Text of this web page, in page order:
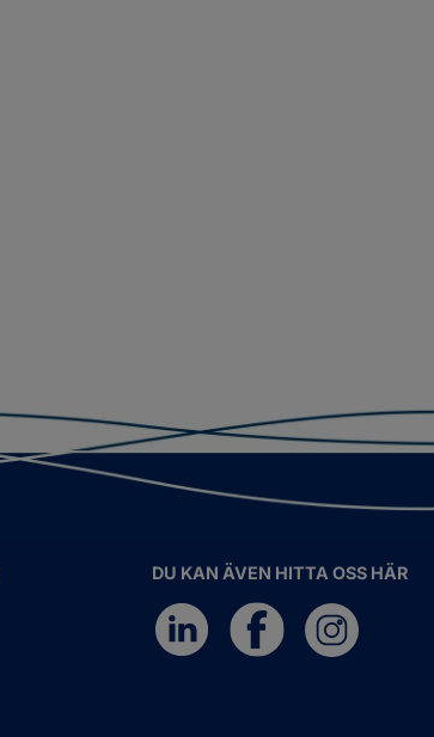
DU KAN ÄVEN HITTA OSS HÄR